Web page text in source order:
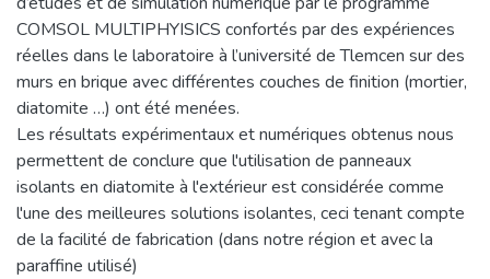
COMSOL MULTIPHYISICS confortés par des expériences
réelles dans le laboratoire à l’université de Tlemcen sur des
murs en brique avec différentes couches de finition (mortier,
diatomite …) ont été menées.
Les résultats expérimentaux et numériques obtenus nous
permettent de conclure que l'utilisation de panneaux
isolants en diatomite à l'extérieur est considérée comme
l'une des meilleures solutions isolantes, ceci tenant compte
de la facilité de fabrication (dans notre région et avec la
paraffine utilisé)